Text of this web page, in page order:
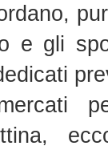
e gli